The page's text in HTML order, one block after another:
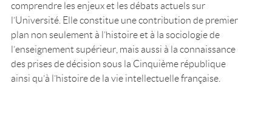
comprendre les enjeux et les débats actuels sur
l’Université. Elle constitue une contribution de premier
plan non seulement à l’histoire et à la sociologie de
l’enseignement supérieur, mais aussi à la connaissance
des prises de décision sous la Cinquième république
ainsi qu’à l’histoire de la vie intellectuelle française.